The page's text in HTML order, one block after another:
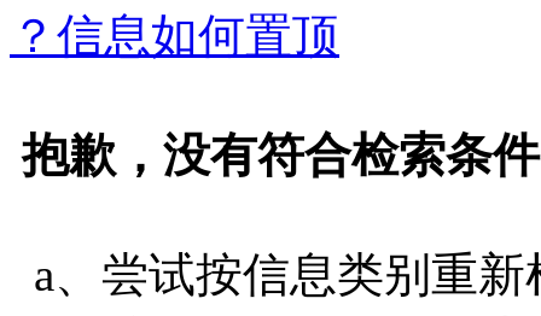
？信息如何置顶
抱歉，没有符合检索条
a、尝试按信息类别重